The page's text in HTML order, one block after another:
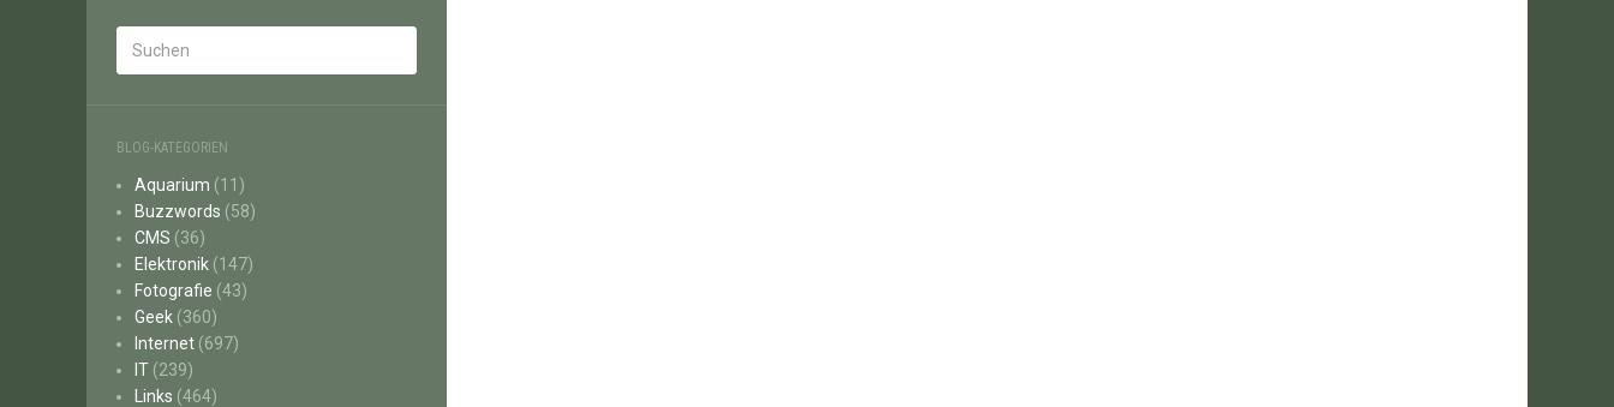
BLOG-KATEGORIEN
Aquarium (11)
Buzzwords (58)
CMS (36)
Elektronik (147)
Fotografie (43)
Geek (360)
Internet (697)
IT (239)
Links (464)